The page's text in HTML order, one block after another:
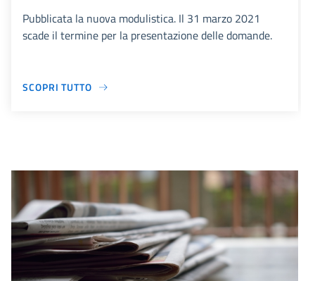
Pubblicata la nuova modulistica. Il 31 marzo 2021
scade il termine per la presentazione delle domande.
SCOPRI TUTTO